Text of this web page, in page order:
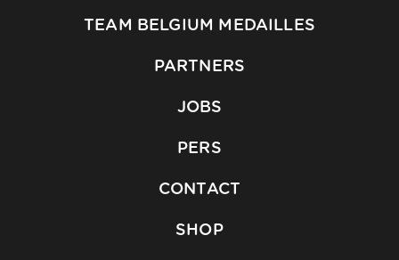
TEAM BELGIUM MEDAILLES
PARTNERS
JOBS
PERS
CONTACT
SHOP